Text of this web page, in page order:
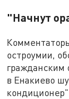
"Начнут
остроумии,
гражданским
в Енакиево